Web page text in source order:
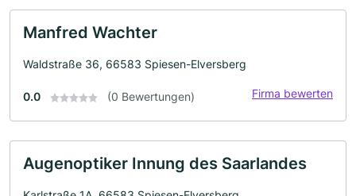
Manfred Wachter
Waldstraße 36, 66583 Spiesen-Elversberg
0.0 (0 Bewertungen) Firma bewerten
Augenoptiker Innung des Saarlandes